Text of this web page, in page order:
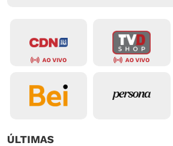
AO VIVO AO VIVO
ÚLTIMAS